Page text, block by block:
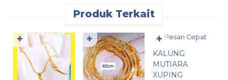
Produk Terkait
✚ ✚ Pesan Cepat
KALUNG
MUTIARA
XUPING
✚